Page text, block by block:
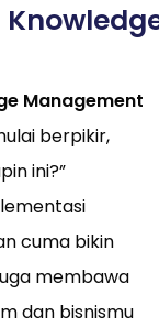
Management
berpikir,
ini?”
cuma bikin
membawa
dan bisnismu